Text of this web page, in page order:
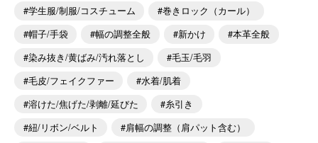
学生服/制服/コスチューム
巻きロック（カール）
帽子/手袋
幅の調整全般 新かけ
本革全般
染み抜き/黄ばみ/汚れ落とし
毛玉/毛羽
毛皮/フェイクファー
水着/肌着
溶けた/焦げた/剥離/延びた
糸引き
紐/リボン/ベルト
肩幅の調整（肩パット含む）